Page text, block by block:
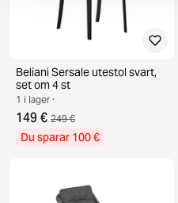
Beliani Sersale utestol svart,
set om 4 st
1 i lager ·
149 € 249 €
Du sparar 100 €